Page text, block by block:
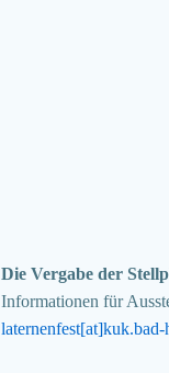
Die Vergabe der
Informationen für
laternenfest[at]kuk.bad-